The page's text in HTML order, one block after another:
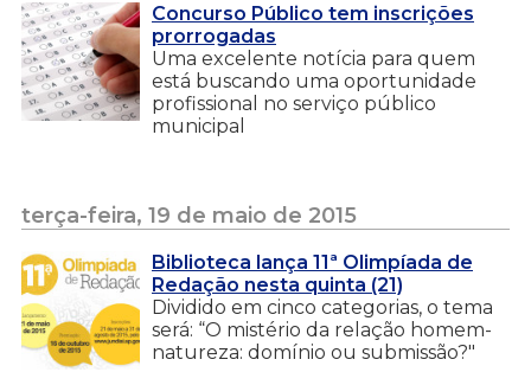
Concurso Público tem inscrições
prorrogadas
Uma excelente notícia para quem
está buscando uma oportunidade
profissional no serviço público
municipal
terça-feira, 19 de maio de 2015
Biblioteca lança 11ª Olimpíada de
Redação nesta quinta (21)
Dividido em cinco categorias, o tema
será: “O mistério da relação homem-
natureza: domínio ou submissão?"